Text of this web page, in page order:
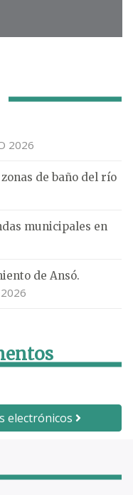
2026
de baño del río
municipales en
de Ansó.
electrónicos